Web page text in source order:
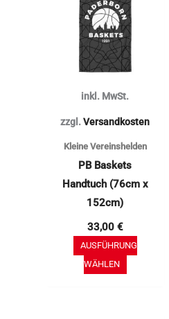
inkl. MwSt.
zzgl.Versandkosten
Kleine Vereinshelden
PB Baskets
Handtuch (76cm x
152cm)
33,00 €
AUSFÜHRUNG
WÄHLEN
weist
mehrere
Varianten
auf.
Optionen
können